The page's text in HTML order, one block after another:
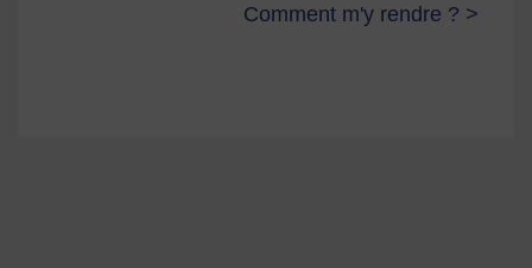
Comment m'y rendre ? >